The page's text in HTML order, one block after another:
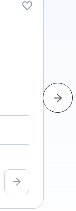
arrow_forward